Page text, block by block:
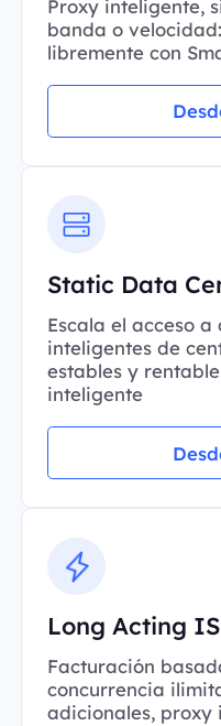
Proxy inteligente,
banda o
libremente con
Static Data
Escala el acceso
inteligentes de
estables y
inteligente
Long Acting
Facturación
concurrencia
adicionales, proxy